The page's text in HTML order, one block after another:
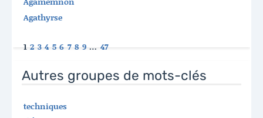
Agathyrse
1 2 3 4 5 6 7 8 9 … 47
Autres groupes de mots-clés
techniques